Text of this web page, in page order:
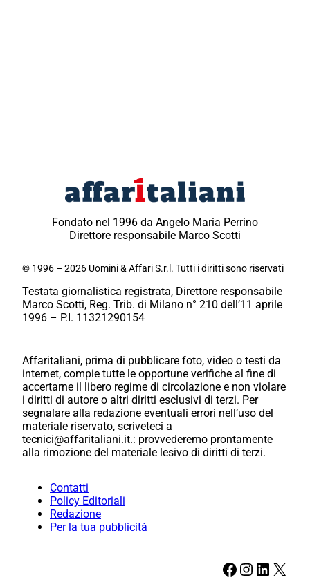
Fondato nel 1996 da Angelo Maria Perrino
Direttore responsabile Marco Scotti
© 1996 – 2026 Uomini & Affari S.r.l. Tutti i diritti sono riservati
Testata giornalistica registrata, Direttore responsabile
Marco Scotti, Reg. Trib. di Milano n° 210 dell’11 aprile
1996 – P.I. 11321290154
Affaritaliani, prima di pubblicare foto, video o testi da
internet, compie tutte le opportune verifiche al fine di
accertarne il libero regime di circolazione e non violare
i diritti di autore o altri diritti esclusivi di terzi. Per
segnalare alla redazione eventuali errori nell’uso del
materiale riservato, scriveteci a
tecnici@affaritaliani.it.: provvederemo prontamente
alla rimozione del materiale lesivo di diritti di terzi.
Contatti
Policy Editoriali
Redazione
Per la tua pubblicità
Facebook Instagram LinkedIn X